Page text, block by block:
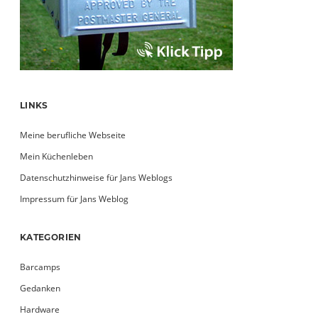
LINKS
Meine berufliche Webseite
Mein Küchenleben
Datenschutzhinweise für Jans Weblogs
Impressum für Jans Weblog
KATEGORIEN
Barcamps
Gedanken
Hardware